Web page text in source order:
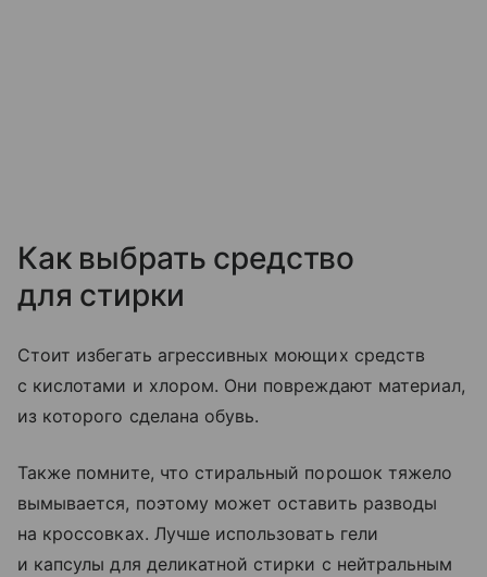
Как выбрать средство
для стирки
Стоит избегать агрессивных моющих средств
с кислотами и хлором. Они повреждают материал,
из которого сделана обувь.
Также помните, что стиральный порошок тяжело
вымывается, поэтому может оставить разводы
на кроссовках. Лучше использовать гели
и капсулы для деликатной стирки с нейтральным